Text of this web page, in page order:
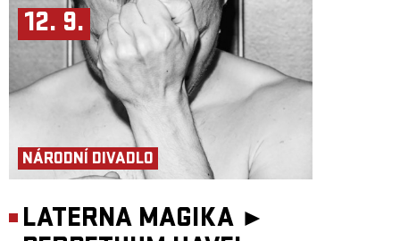
12. 9.
NÁRODNÍ DIVADLO
LATERNA MAGIKA ►